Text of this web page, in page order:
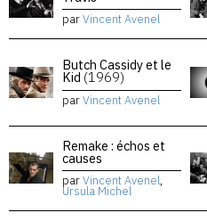
parVincent Avenel
Butch Cassidy et le
Kid (1969)
parVincent Avenel
Remake : échos et
causes
parVincent Avenel,
Ursula Michel